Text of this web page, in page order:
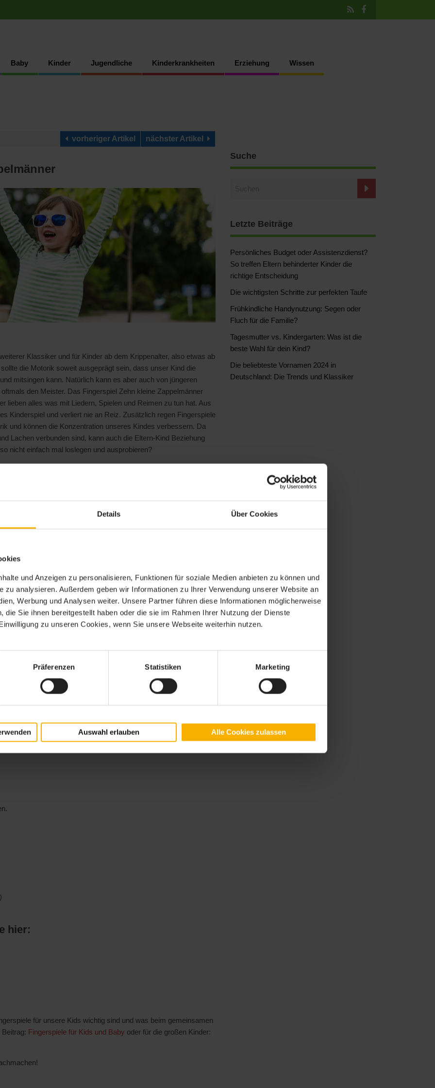
Details Über Cookies
und Anzeigen zu personalisieren, Funktionen für soziale Medien anbieten zu können und
zu analysieren. Außerdem geben wir Informationen zu Ihrer Verwendung unserer Website an
Werbung und Analysen weiter. Unsere Partner führen diese Informationen möglicherweise
die Sie ihnen bereitgestellt haben oder die sie im Rahmen Ihrer Nutzung der Dienste
zu unseren Cookies, wenn Sie unsere Webseite weiterhin nutzen.
Präferenzen Statistiken Marketing
Auswahl erlauben Alle Cookies zulassen
Baby Kinder Jugendliche Kinderkrankheiten Erziehung Wissen
vorheriger Artikel nächster Artikel
Klassiker und für Kinder ab dem Krippenalter, also etwas ab
die Motorik soweit ausgeprägt sein, dass unser Kind die
mitsingen kann. Natürlich kann es aber auch von jüngeren
den Meister. Das Fingerspiel Zehn kleine Zappelmänner
lieben alles was mit Liedern, Spielen und Reimen zu tun hat. Aus
Kinderspiel und verliert nie an Reiz. Zusätzlich regen Fingerspiele
und können die Konzentration unseres Kindes verbessern. Da
Lachen verbunden sind, kann auch die Eltern-Kind Beziehung
nicht einfach mal loslegen und ausprobieren?
Zappelmänner
kann als Reim oder als Lied vorgetragen werden. Am wichtigsten
und Finger mitzumachen, da es nicht nur den Spaß fördert,
bewegen)
dabei drehen)
hier:
für unsere Kids wichtig sind und was beim gemeinsamen
Fingerspiele für Kids und Baby oder für die großen Kinder:
Suche
Letzte Beiträge
Persönliches Budget oder Assistenzdienst?
So treffen Eltern behinderter Kinder die
richtige Entscheidung
Die wichtigsten Schritte zur perfekten Taufe
Frühkindliche Handynutzung: Segen oder
Fluch für die Familie?
Tagesmutter vs. Kindergarten: Was ist die
beste Wahl für dein Kind?
Die beliebteste Vornamen 2024 in
Deutschland: Die Trends und Klassiker